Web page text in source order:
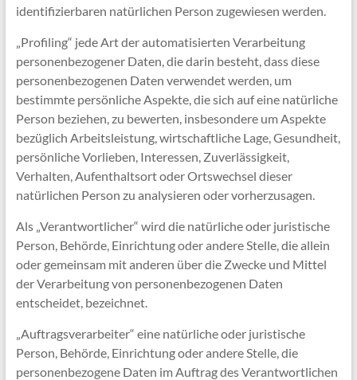
identifizierbaren natürlichen Person zugewiesen werden.
„Profiling“ jede Art der automatisierten Verarbeitung
personenbezogener Daten, die darin besteht, dass diese
personenbezogenen Daten verwendet werden, um
bestimmte persönliche Aspekte, die sich auf eine natürliche
Person beziehen, zu bewerten, insbesondere um Aspekte
bezüglich Arbeitsleistung, wirtschaftliche Lage, Gesundheit,
persönliche Vorlieben, Interessen, Zuverlässigkeit,
Verhalten, Aufenthaltsort oder Ortswechsel dieser
natürlichen Person zu analysieren oder vorherzusagen.
Als „Verantwortlicher“ wird die natürliche oder juristische
Person, Behörde, Einrichtung oder andere Stelle, die allein
oder gemeinsam mit anderen über die Zwecke und Mittel
der Verarbeitung von personenbezogenen Daten
entscheidet, bezeichnet.
„Auftragsverarbeiter“ eine natürliche oder juristische
Person, Behörde, Einrichtung oder andere Stelle, die
personenbezogene Daten im Auftrag des Verantwortlichen